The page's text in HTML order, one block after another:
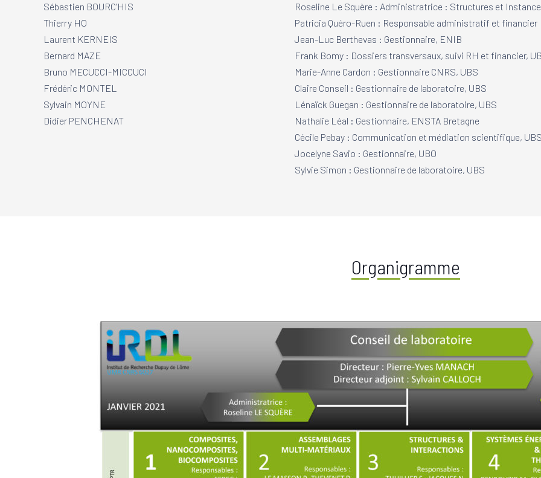
Sébastien BOURC’HIS
Thierry HO
Laurent KERNEIS
Bernard MAZE
Bruno MECUCCI-MICCUCI
Frédéric MONTEL
Sylvain MOYNE
Didier PENCHENAT
Roseline Le Squère : Administratrice : Structures et
Patricia Quéro-Ruen : Responsable administratif et financier
Jean-Luc Berthevas : Gestionnaire, ENIB
Frank Bomy : Dossiers transversaux, suivi RH et financier,
Marie-Anne Cardon : Gestionnaire CNRS, UBS
Claire Conseil : Gestionnaire de laboratoire, UBS
Lénaïck Guegan : Gestionnaire de laboratoire, UBS
Nathalie Léal : Gestionnaire, ENSTA Bretagne
Cécile Pebay : Communication et médiation scientifique,
Jocelyne Savio : Gestionnaire, UBO
Sylvie Simon : Gestionnaire de laboratoire, UBS
Organigramme